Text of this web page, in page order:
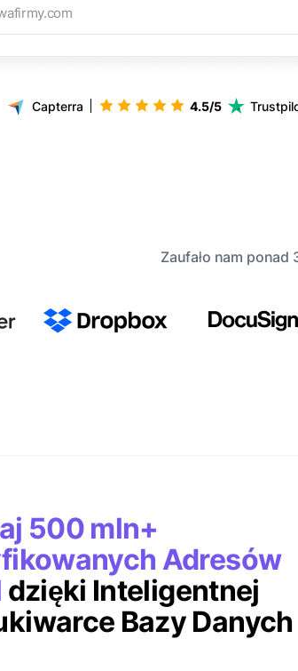
Capterra 4.5/5
Zaufało nam ponad
500 mln+
Adresów
dzięki Inteligentnej
Bazy Danych